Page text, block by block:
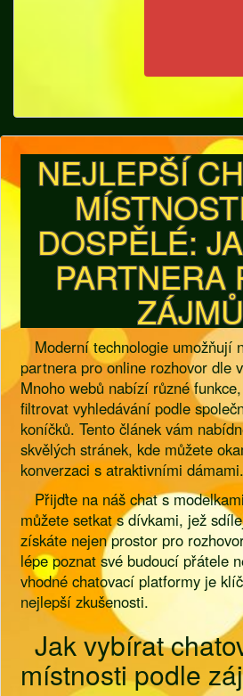
NEJLEPŠÍ
DOSPĚLÉ:
PARTNERA
Moderní technologie umožňují
partnera pro online rozhovor dle
Mnoho webů nabízí různé
filtrovat vyhledávání podle
koníčků. Tento článek vám
skvělých stránek, kde můžete
konverzaci s atraktivními dámami.
Přijďte na náš chat s
můžete setkat s dívkami, jež
získáte nejen prostor pro
lépe poznat své budoucí přátele
vhodné chatovací platformy je
nejlepší zkušenosti.
Jak vybírat
místnosti podle